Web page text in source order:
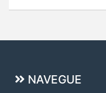
NAVEGUE